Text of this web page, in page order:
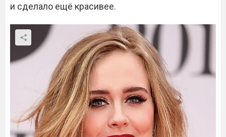
и сделало ещё красивее.